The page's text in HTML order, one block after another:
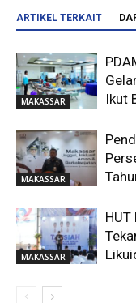
ARTIKEL TERKAIT
MAKASSAR
Ikut
MAKASSAR
MAKASSAR
HUT